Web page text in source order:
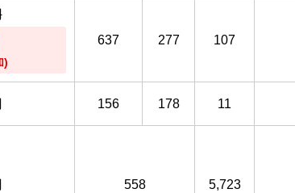
)
637 277 107
156 178 11
558 5,723